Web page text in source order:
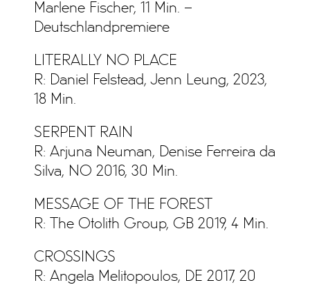
Marlene Fischer, 11 Min. –
Deutschlandpremiere
LITERALLY NO PLACE
R: Daniel Felstead, Jenn Leung, 2023,
18 Min.
SERPENT RAIN
R: Arjuna Neuman, Denise Ferreira da
Silva, NO 2016, 30 Min.
MESSAGE OF THE FOREST
R: The Otolith Group, GB 2019, 4 Min.
CROSSINGS
R: Angela Melitopoulos, DE 2017, 20